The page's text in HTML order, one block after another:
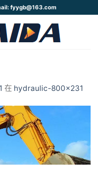
fyygb@163.com
在 hydraulic-800×231